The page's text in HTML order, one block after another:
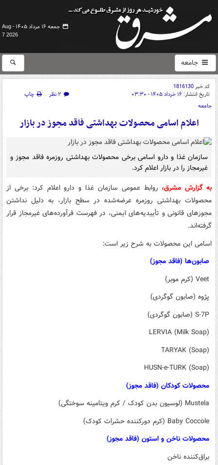
جمعه ۱۶ مرداد ۱۴۰۵ -
Aug
7 2026
جامعه
کد خبر1816130
تاریخ انتشار: ۱۶ خرداد ۱۴۰۵ - ۰۳:۳۰ ۲ نظر
چاپ
جامعه
اعلام اسامی محصولات بهداشتی فاقد مجوز در بازار
سازمان غذا و دارو اسامی برخی محصولات بهداشتی روزمره فاقد مجوز و
غیرمجاز را در بازار اعلام کرد.
به گزارش مشرق، روابط عمومی سازمان غذا و دارو اعلام کرد: برخی از
محصولات بهداشتی روزمره عرضه‌شده در سطح بازار، به دلیل نداشتن
مجوزهای قانونی و تأییدیه‌های ایمنی، در فهرست فرآورده‌های غیرمجاز قرار
گرفته‌اند.
اسامی این محصولات به شرح زیر است:
️ صابون‌ها (فاقد مجوز)
️ پژوه (صابون گوگردی)
️ محصولات کودکان (فاقد مجوز)
️ محصولات ناخن و استون (فاقد مجوز)
️ براق‌کننده ناخن